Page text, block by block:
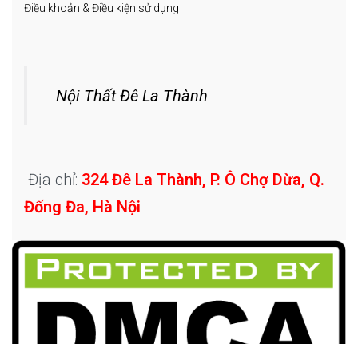
Điều khoản & Điều kiện sử dụng
Nội Thất Đê La Thành
Địa chỉ: 324 Đê La Thành, P. Ô Chợ Dừa, Q.
Đống Đa, Hà Nội